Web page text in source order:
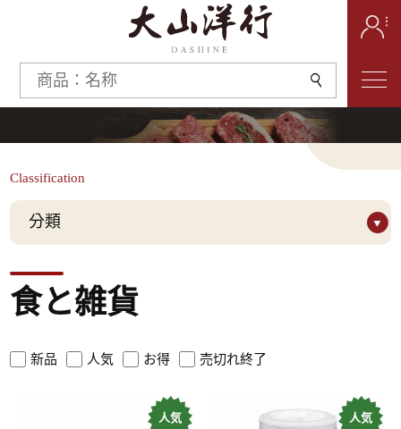
Classification
分類
フランス
ゲランドの塩職人による
BORNIER
食と雑貨
新品 人気 お得 売切れ終了
人気 人気